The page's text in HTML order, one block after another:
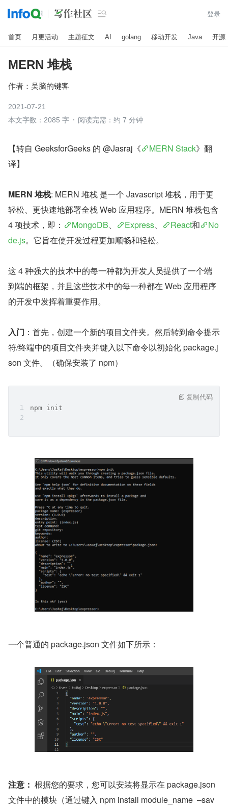
 登录
首页 月更活动 主题征文 AI golang 移动开发 Java 开源
MERN 堆栈
作者： 吴脑的键客
2021-07-21
本文字数：2085 字
阅读完需：约 7 分钟
【转自 GeeksforGeeks 的 @Jasraj《 MERN Stack》翻
译】
MERN 堆栈: MERN 堆栈 是一个 Javascript 堆栈，用于更
轻松、更快速地部署全栈 Web 应用程序。MERN 堆栈包含
4 项技术，即：
MongoDB、 Express、 React和
No
de.js。它旨在使开发过程更加顺畅和轻松。
这 4 种强大的技术中的每一种都为开发人员提供了一个端
到端的框架，并且这些技术中的每一种都在 Web 应用程序
的开发中发挥着重要作用。
入门 ：首先，创建一个新的项目文件夹。然后转到命令提示
符/终端中的项目文件夹并键入以下命令以初始化 package.j
son 文件。（确保安装了 npm）
npm init
复制代码
一个普通的 package.json 文件如下所示：
注意： 根据您的要求，您可以安装将显示在 package.json
文件中的模块（通过键入 npm install module_name  –sav